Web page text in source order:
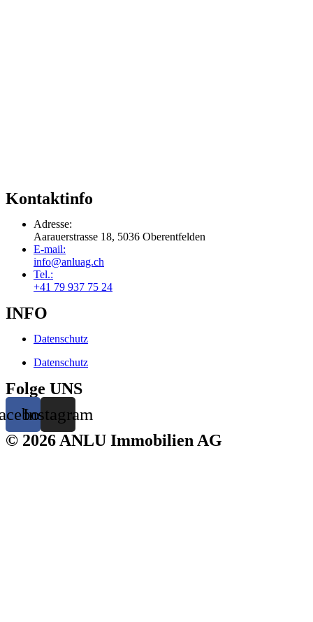
Kontaktinfo
Adresse:
Aarauerstrasse 18, 5036 Oberentfelden
E-mail:
info@anluag.ch
Tel.:
+41 79 937 75 24
INFO
Datenschutz
Datenschutz
Folge UNS
Instagram
© 2026 ANLU Immobilien AG